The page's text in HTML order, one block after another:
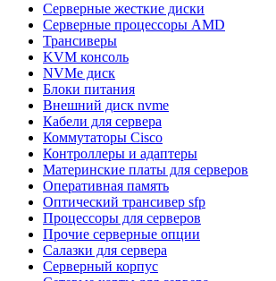
Серверные жесткие диски
Серверные процессоры AMD
Трансиверы
KVM консоль
NVMe диск
Блоки питания
Внешний диск nvme
Кабели для сервера
Коммутаторы Cisco
Контроллеры и адаптеры
Материнские платы для серверов
Оперативная память
Оптический трансивер sfp
Процессоры для серверов
Прочие серверные опции
Салазки для сервера
Серверный корпус